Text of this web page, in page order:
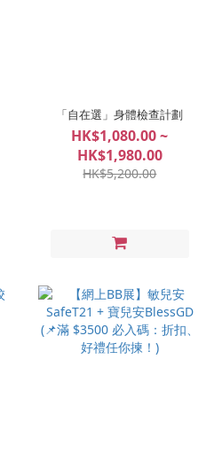
「自在選」身體檢查計劃
HK$1,080.00 ~
HK$1,980.00
HK$5,200.00